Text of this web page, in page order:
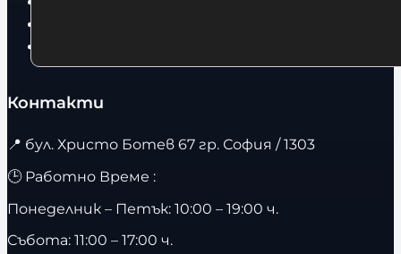
Контакти
📍 бул. Христо Ботев 67 гр. София / 1303
🕒 Работно Време :
Понеделник – Петък: 10:00 – 19:00 ч.
Събота: 11:00 – 17:00 ч.